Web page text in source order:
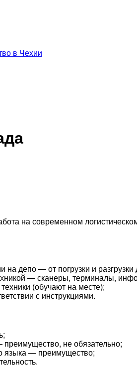
в Чехии
на современном
депо — от погрузки и разгрузки
— сканеры, терминалы,
(обучают на месте);
с инструкциями.
не обязательно;
языка — преимущество;